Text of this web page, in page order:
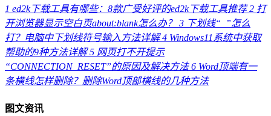
1 ed2k下载工具有哪些：8款广受好评的ed2k下载工具推荐 2 打
开浏览器显示空白页about:blank怎么办？ 3 下划线“_”怎么
打？电脑中下划线符号输入方法详解 4 Windows11系统中获取
帮助的9种方法详解 5 网页打不开提示
“CONNECTION_RESET”的原因及解决方法 6 Word顶端有一
条横线怎样删除？删除Word顶部横线的几种方法
图文资讯